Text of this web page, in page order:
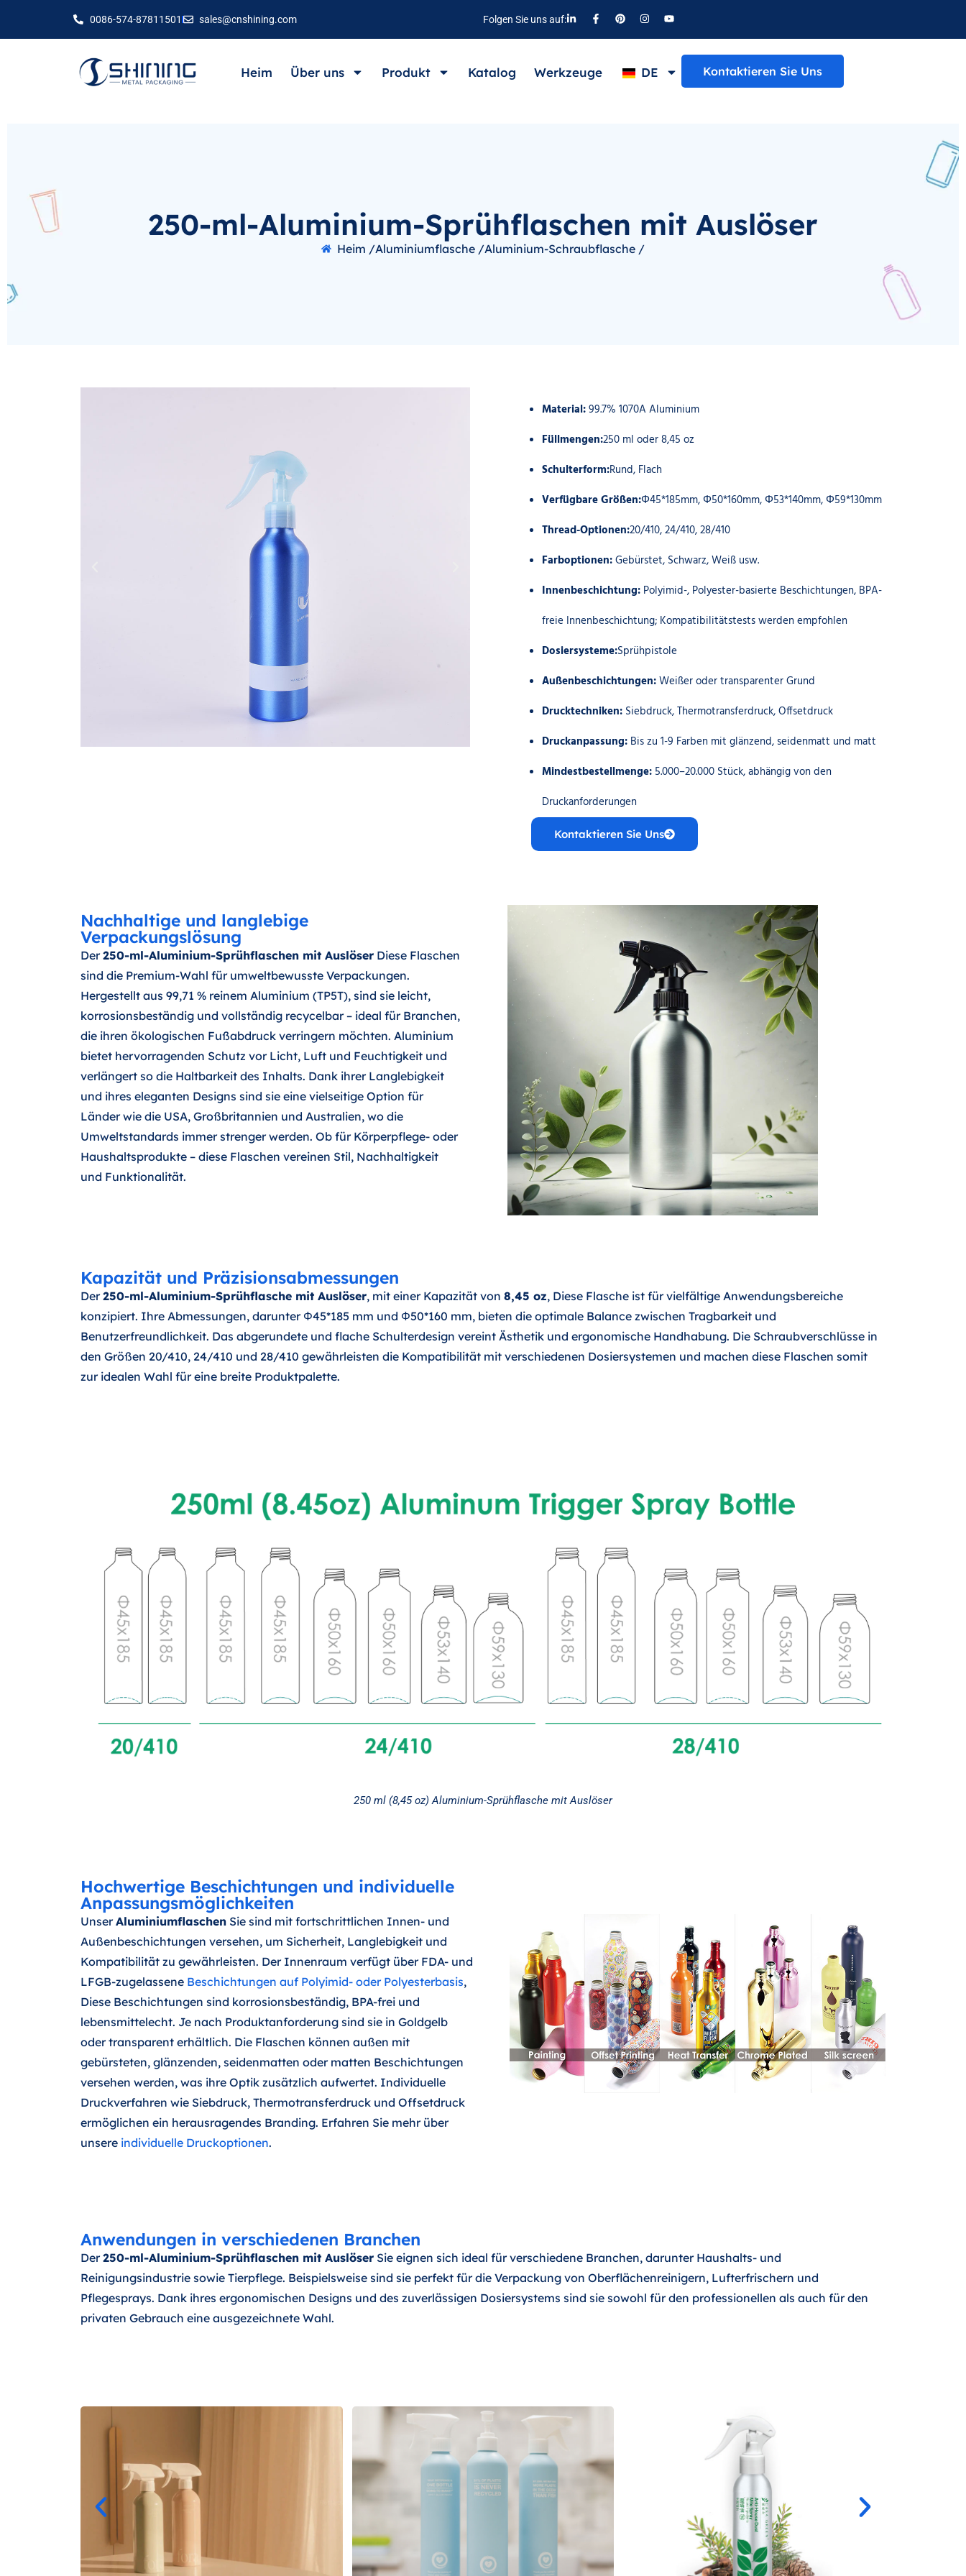
0086-574-87811501 sales@cnshining.com Folgen Sie uns auf:
Heim Über uns Produkt Katalog Werkzeuge DE Kontaktieren Sie Uns
250-ml-Aluminium-Sprühflaschen mit Auslöser
Heim /Aluminiumflasche /Aluminium-Schraubflasche /
Material:99.7% 1070A Aluminium
Füllmengen:250 ml oder 8,45 oz
Schulterform:Rund, Flach
Verfügbare Größen:Φ45*185mm, Φ50*160mm, Φ53*140mm, Φ59*130mm
Thread-Optionen:20/410, 24/410, 28/410
Farboptionen:Gebürstet, Schwarz, Weiß usw.
Innenbeschichtung: Polyimid-, Polyester-basierte Beschichtungen, BPA-
freie Innenbeschichtung; Kompatibilitätstests werden empfohlen
Dosiersysteme:Sprühpistole
Außenbeschichtungen:Weißer oder transparenter Grund
Drucktechniken: Siebdruck, Thermotransferdruck, Offsetdruck
Druckanpassung: Bis zu 1-9 Farben mit glänzend, seidenmatt und matt
Mindestbestellmenge: 5.000–20.000 Stück, abhängig von den
Druckanforderungen
Kontaktieren Sie Uns
Nachhaltige und langlebige
Verpackungslösung
Der250-ml-Aluminium-Sprühflaschen mit Auslöser Diese Flaschen
sind die Premium-Wahl für umweltbewusste Verpackungen.
Hergestellt aus 99,71 % reinem Aluminium (TP5T), sind sie leicht,
korrosionsbeständig und vollständig recycelbar – ideal für Branchen,
die ihren ökologischen Fußabdruck verringern möchten. Aluminium
bietet hervorragenden Schutz vor Licht, Luft und Feuchtigkeit und
verlängert so die Haltbarkeit des Inhalts. Dank ihrer Langlebigkeit
und ihres eleganten Designs sind sie eine vielseitige Option für
Länder wie die USA, Großbritannien und Australien, wo die
Umweltstandards immer strenger werden. Ob für Körperpflege- oder
Haushaltsprodukte – diese Flaschen vereinen Stil, Nachhaltigkeit
und Funktionalität.
Kapazität und Präzisionsabmessungen
Der250-ml-Aluminium-Sprühflasche mit Auslöser, mit einer Kapazität von 8,45 oz, Diese Flasche ist für vielfältige Anwendungsbereiche
konzipiert. Ihre Abmessungen, darunter Φ45*185 mm und Φ50*160 mm, bieten die optimale Balance zwischen Tragbarkeit und
Benutzerfreundlichkeit. Das abgerundete und flache Schulterdesign vereint Ästhetik und ergonomische Handhabung. Die Schraubverschlüsse in
den Größen 20/410, 24/410 und 28/410 gewährleisten die Kompatibilität mit verschiedenen Dosiersystemen und machen diese Flaschen somit
zur idealen Wahl für eine breite Produktpalette.
250 ml (8,45 oz) Aluminium-Sprühflasche mit Auslöser
Hochwertige Beschichtungen und individuelle
Anpassungsmöglichkeiten
UnserAluminiumflaschen Sie sind mit fortschrittlichen Innen- und
Außenbeschichtungen versehen, um Sicherheit, Langlebigkeit und
Kompatibilität zu gewährleisten. Der Innenraum verfügt über FDA- und
LFGB-zugelassene Beschichtungen auf Polyimid- oder Polyesterbasis,
Diese Beschichtungen sind korrosionsbeständig, BPA-frei und
lebensmittelecht. Je nach Produktanforderung sind sie in Goldgelb
oder transparent erhältlich. Die Flaschen können außen mit
gebürsteten, glänzenden, seidenmatten oder matten Beschichtungen
versehen werden, was ihre Optik zusätzlich aufwertet. Individuelle
Druckverfahren wie Siebdruck, Thermotransferdruck und Offsetdruck
ermöglichen ein herausragendes Branding. Erfahren Sie mehr über
unsere individuelle Druckoptionen.
Anwendungen in verschiedenen Branchen
Der250-ml-Aluminium-Sprühflaschen mit Auslöser Sie eignen sich ideal für verschiedene Branchen, darunter Haushalts- und
Reinigungsindustrie sowie Tierpflege. Beispielsweise sind sie perfekt für die Verpackung von Oberflächenreinigern, Lufterfrischern und
Pflegesprays. Dank ihres ergonomischen Designs und des zuverlässigen Dosiersystems sind sie sowohl für den professionellen als auch für den
privaten Gebrauch eine ausgezeichnete Wahl.